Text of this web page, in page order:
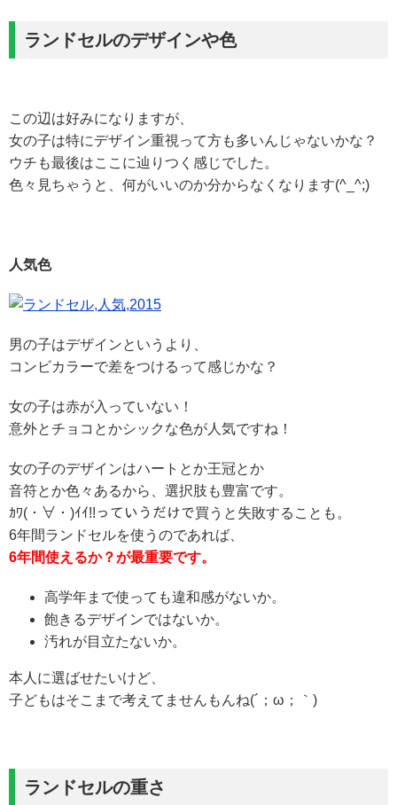
ランドセルのデザインや色
この辺は好みになりますが、
女の子は特にデザイン重視って方も多いんじゃないかな？
ウチも最後はここに辿りつく感じでした。
色々見ちゃうと、何がいいのか分からなくなります(^_^;)
人気色
男の子はデザインというより、
コンビカラーで差をつけるって感じかな？
女の子は赤が入っていない！
意外とチョコとかシックな色が人気ですね！
女の子のデザインはハートとか王冠とか
音符とか色々あるから、選択肢も豊富です。
ｶﾜ(・∀・)ｲｲ!!っていうだけで買うと失敗することも。
6年間ランドセルを使うのであれば、
6年間使えるか？が最重要です。
高学年まで使っても違和感がないか。
飽きるデザインではないか。
汚れが目立たないか。
本人に選ばせたいけど、
子どもはそこまで考えてませんもんね(´；ω；｀)
ランドセルの重さ